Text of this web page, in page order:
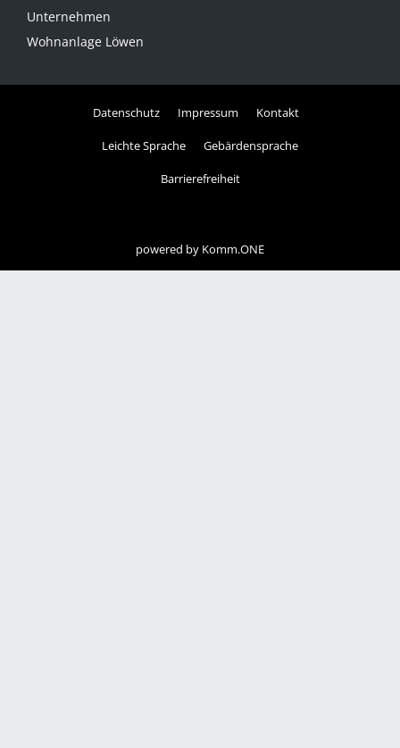
Unternehmen
Wohnanlage Löwen
Datenschutz Impressum Kontakt
Leichte Sprache Gebärdensprache
Barrierefreiheit
powered by Komm.ONE